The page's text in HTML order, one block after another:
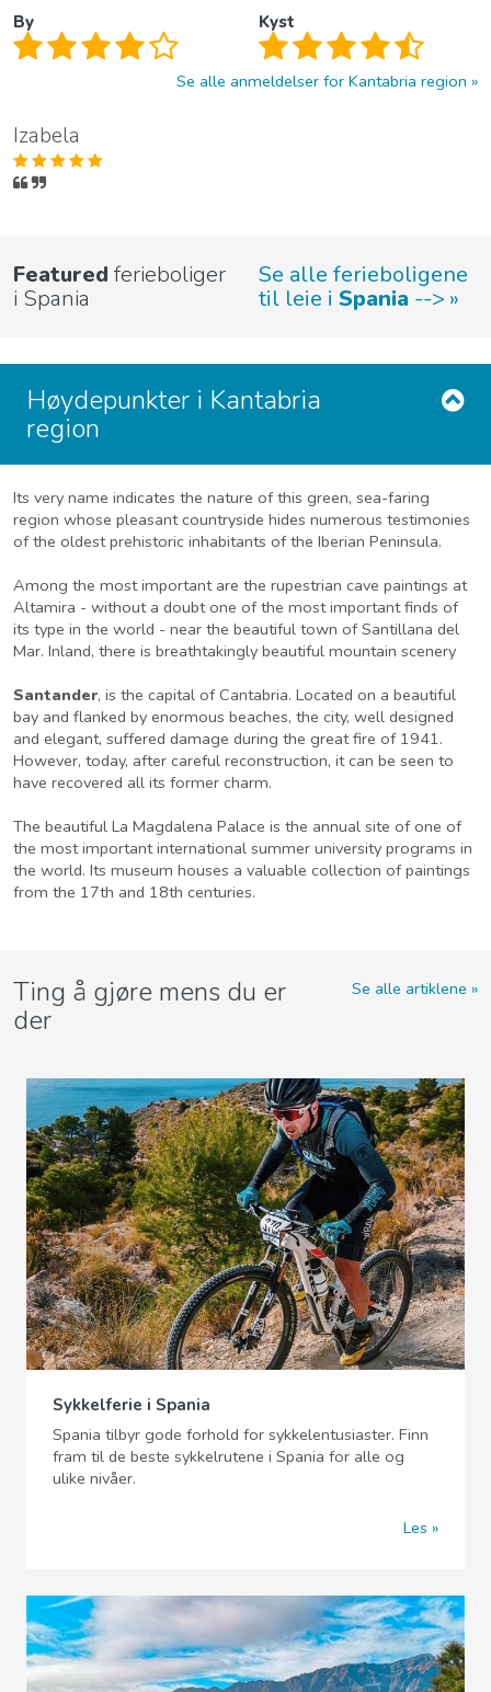
By Kyst
Se alle anmeldelser for Kantabria region
Izabela
Featured ferieboliger
i Spania
Se alle ferieboligene
til leie i Spania -->
Høydepunkter i Kantabria
region
Its very name indicates the nature of this green, sea-faring
region whose pleasant countryside hides numerous testimonies
of the oldest prehistoric inhabitants of the Iberian Peninsula.
Among the most important are the rupestrian cave paintings at
Altamira - without a doubt one of the most important finds of
its type in the world - near the beautiful town of Santillana del
Mar. Inland, there is breathtakingly beautiful mountain scenery
Santander, is the capital of Cantabria. Located on a beautiful
bay and flanked by enormous beaches, the city, well designed
and elegant, suffered damage during the great fire of 1941.
However, today, after careful reconstruction, it can be seen to
have recovered all its former charm.
The beautiful La Magdalena Palace is the annual site of one of
the most important international summer university programs in
the world. Its museum houses a valuable collection of paintings
from the 17th and 18th centuries.
Ting å gjøre mens du er
der
Se alle artiklene
Sykkelferie i Spania
Spania tilbyr gode forhold for sykkelentusiaster. Finn
fram til de beste sykkelrutene i Spania for alle og
ulike nivåer.
Les